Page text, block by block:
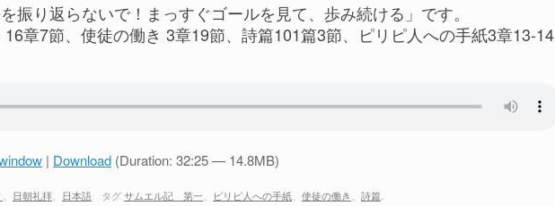
振り返らないで！まっすぐゴールを見て、歩み続ける」です。
章7節、使徒の働き 3章19節、詩篇101篇3節、ピリピ人への手紙3章13-14
| Download (Duration: 32:25 — 14.8MB)
日朝礼拝 日本語 タグサムエル記 第一 ピリピ人への手紙 使徒の働き 詩篇